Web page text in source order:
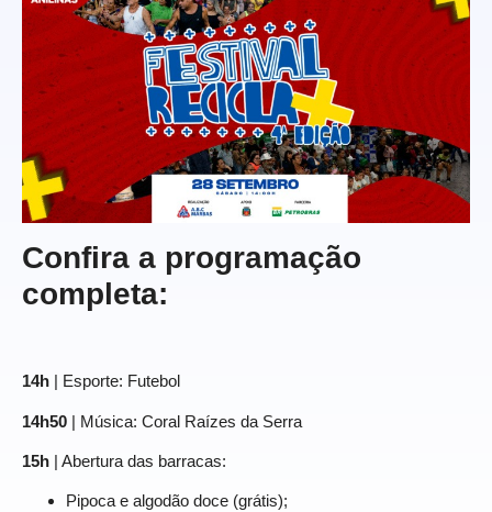
Confira a programação
completa:
14h | Esporte: Futebol
14h50 | Música: Coral Raízes da Serra
15h | Abertura das barracas:
Pipoca e algodão doce (grátis);